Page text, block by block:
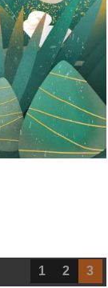
1 2 3